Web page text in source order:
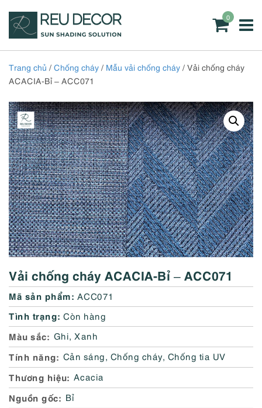
0
Trang chủ / Chống cháy / Mẫu vải chống cháy / Vải chống cháy
ACACIA-Bỉ – ACC071
Vải chống cháy ACACIA-Bỉ – ACC071
Mã sản phẩm: ACC071
Tình trạng: Còn hàng
Màu sắc Ghi Xanh
Tính năng Cản sáng Chống cháy, Chống tia UV
Thương hiệu Acacia
Nguồn gốc
Bỉ